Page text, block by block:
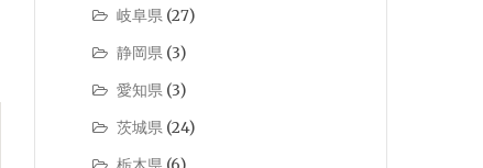
岐阜県 (27)
静岡県 (3)
愛知県 (3)
茨城県 (24)